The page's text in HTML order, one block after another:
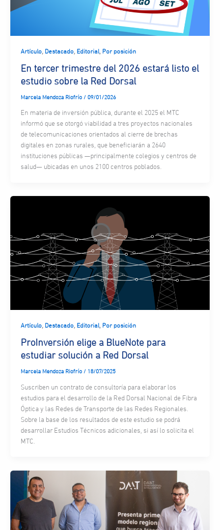
Artículo, Destacado, Editorial, Por posición
En tercer trimestre del 2026 estará listo el
estudio sobre la Red Dorsal
Marcela Mendoza Riofrío / 09/01/2026
En materia de inversión pública, durante el 2025 el MTC
informó que se otorgó viabilidad a tres proyectos nacionales
de telecomunicaciones orientados al cierre de brechas
digitales en zonas rurales, que beneficiarán a 2640
instituciones públicas —principalmente colegios y centros de
salud— ubicadas en unos 2100 centros poblados.
Artículo, Destacado, Editorial, Por posición
ProInversión elige a BlueNote para
estudiar solución a Red Dorsal
Marcela Mendoza Riofrío / 18/07/2025
Suscriben un contrato de consultoría para elaborar los
estudios para el desarrollo de la Red Dorsal Nacional de Fibra
Óptica y las Redes de Transporte de las Redes Regionales.
Sobre la base de los resultados de este estudio se podrá
desarrollar Estudios Técnicos adicionales, si así lo solicita el
MTC.